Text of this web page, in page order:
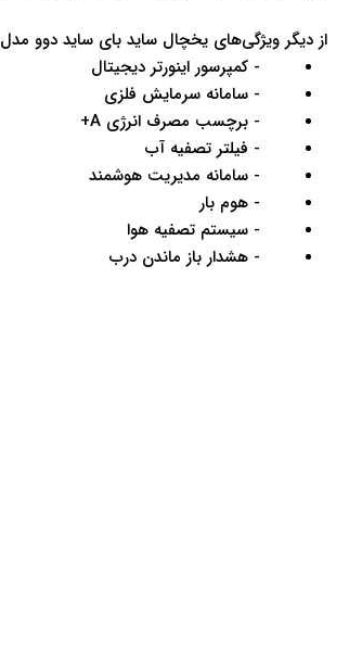
از دیگر ویژگی‌های یخچال ساید بای ساید دوو مدل 3320SS می‌توان به موارد زیر اشاره کرد:
- کمپرسور اینورتر دیجیتال
- سامانه سرمایش فلزی
- برچسب مصرف انرژی A+
- فیلتر تصفیه آب
- سامانه مدیریت هوشمند
- هوم بار
- سیستم تصفیه هوا
- هشدار باز ماندن درب